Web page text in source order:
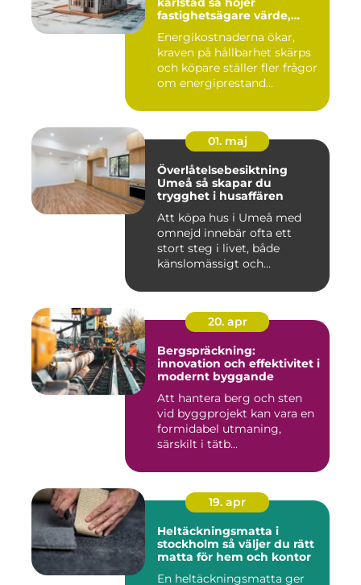
fastighetsägare värde,
Energikostnaderna ökar,
kraven på hållbarhet skärps
och köpare ställer fler frågor
om energiprestand...
01. maj
Överlåtelsebesiktning
Umeå så skapar du
trygghet i husaffären
Att köpa hus i Umeå med
omnejd innebär ofta ett
stort steg i livet, både
känslomässigt och
20. apr
Bergspräckning:
innovation och effektivitet i
modernt byggande
Att hantera berg och sten
vid byggprojekt kan vara en
formidabel utmaning,
särskilt i tätb...
19. apr
Heltäckningsmatta i
stockholm så väljer du rätt
matta för hem och kontor
En heltäckningsmatta ger